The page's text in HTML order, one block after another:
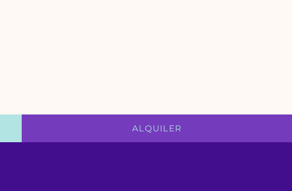
ALQUILER